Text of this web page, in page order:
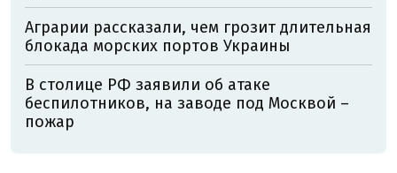
Аграрии рассказали, чем грозит длительная
блокада морских портов Украины
В столице РФ заявили об атаке
беспилотников, на заводе под Москвой –
пожар